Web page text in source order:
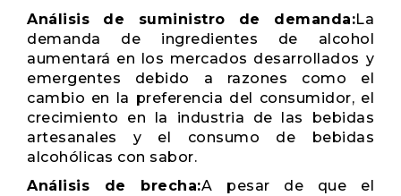
Análisis de suministro de demanda:La
demanda de ingredientes de alcohol
aumentará en los mercados desarrollados y
emergentes debido a razones como el
cambio en la preferencia del consumidor, el
crecimiento en la industria de las bebidas
artesanales y el consumo de bebidas
alcohólicas con sabor.
Análisis de brecha:A pesar de que el